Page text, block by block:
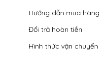
Hướng dẫn mua hàng
Đổi trả hoàn tiền
Hình thức vận chuyển